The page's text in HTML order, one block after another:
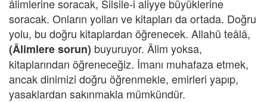
âlimlerine soracak, Silsile-i aliyye büyüklerine
soracak. Onların yolları ve kitapları da ortada. Doğru
yolu, bu doğru kitaplardan öğrenecek. Allahü teâlâ,
(Âlimlere sorun) buyuruyor. Âlim yoksa,
kitaplarından öğreneceğiz. İmanı muhafaza etmek,
ancak dinimizi doğru öğrenmekle, emirleri yapıp,
yasaklardan sakınmakla mümkündür.